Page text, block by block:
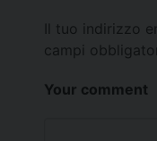
Il tuo indirizzo
campi
Your comment